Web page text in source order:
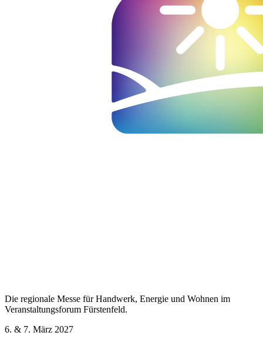
Die regionale Messe für Handwerk, Energie und Wohnen im
Veranstaltungsforum Fürstenfeld.
6. & 7. März 2027